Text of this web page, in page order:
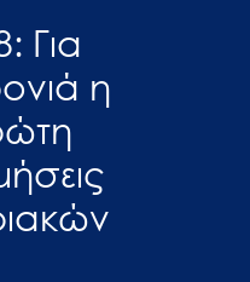
Για
η